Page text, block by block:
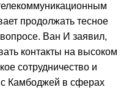
продолжать тесное
Ван И заявил,
контакты на высоком
сотрудничество и
Камбоджей в сферах